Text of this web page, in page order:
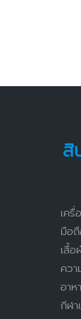
สิ
เครื่
มือ
เสื้
ควา
อาห
กีฬา